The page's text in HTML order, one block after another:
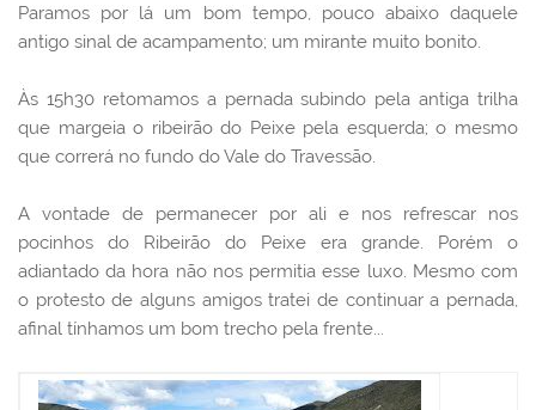
Paramos por lá um bom tempo, pouco abaixo daquele
antigo sinal de acampamento; um mirante muito bonito.
Às 15h30 retomamos a pernada subindo pela antiga trilha
que margeia o ribeirão do Peixe pela esquerda; o mesmo
que correrá no fundo do Vale do Travessão.
A vontade de permanecer por ali e nos refrescar nos
pocinhos do Ribeirão do Peixe era grande. Porém o
adiantado da hora não nos permitia esse luxo. Mesmo com
o protesto de alguns amigos tratei de continuar a pernada,
afinal tínhamos um bom trecho pela frente...